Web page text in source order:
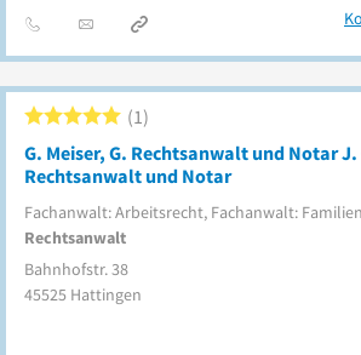
G. Meiser, G. Rechtsanwalt und Notar
Rechtsanwalt und Notar
Fachanwalt: Arbeitsrecht, Fachanwalt:
Rechtsanwalt
1
Bahnhofstr. 38
45525 Hattingen